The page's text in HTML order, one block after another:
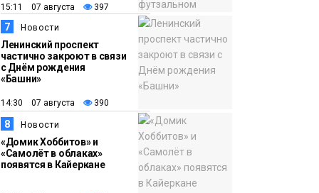
15:11 07 августа 397
7 Новости
Ленинский проспект
частично закроют в связи
с Днём рождения
«Башни»
14:30 07 августа 390
8 Новости
«Домик Хоббитов» и
«Самолёт в облаках»
появятся в Кайеркане